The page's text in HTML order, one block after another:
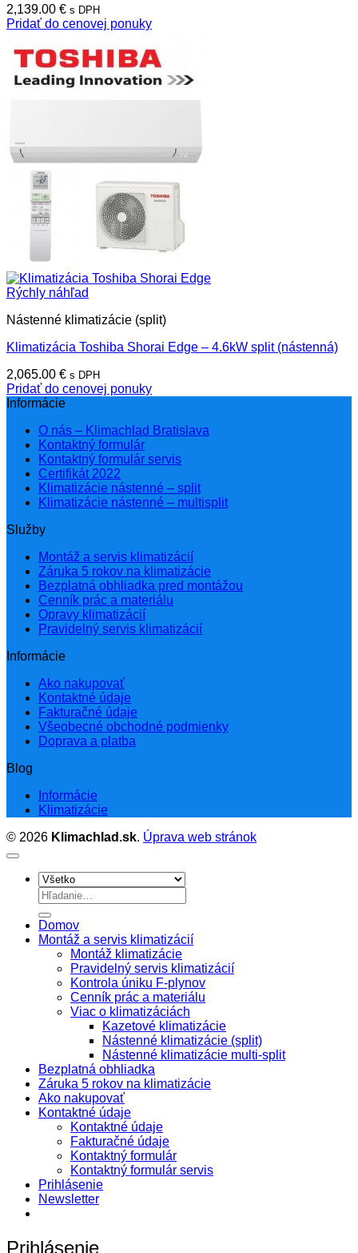
2,139.00 € s DPH
Pridať do cenovej ponuky
Rýchly náhľad
Nástenné klimatizácie (split)
Klimatizácia Toshiba Shorai Edge – 4.6kW split (nástenná)
2,065.00 € s DPH
Pridať do cenovej ponuky
Informácie
O nás – Klimachlad Bratislava
Kontaktný formulár
Kontaktný formulár servis
Certifikát 2022
Klimatizácie nástenné – split
Klimatizácie nástenné – multisplit
Služby
Montáž a servis klimatizácií
Záruka 5 rokov na klimatizácie
Bezplatná obhliadka pred montážou
Cenník prác a materiálu
Opravy klimatizácií
Pravidelný servis klimatizácií
Informácie
Ako nakupovať
Kontaktné údaje
Fakturačné údaje
Všeobecné obchodné podmienky
Doprava a platba
Blog
Informácie
Klimatizácie
© 2026 Klimachlad.sk. Úprava web stránok
Hľadať:
Domov
Montáž a servis klimatizácií
Montáž klimatizácie
Pravidelný servis klimatizácií
Kontrola úniku F-plynov
Cenník prác a materiálu
Viac o klimatizáciách
Kazetové klimatizácie
Nástenné klimatizácie (split)
Nástenné klimatizácie multi-split
Bezplatná obhliadka
Záruka 5 rokov na klimatizácie
Ako nakupovať
Kontaktné údaje
Kontaktné údaje
Fakturačné údaje
Kontaktný formulár
Kontaktný formulár servis
Prihlásenie
Newsletter
Prihlásenie